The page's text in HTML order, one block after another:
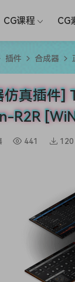
CG课程 CG
插件 合成器
仿真插件
R2R
441 120